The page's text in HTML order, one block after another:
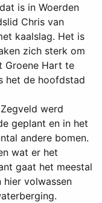
is in Woerden
Chris van
kaalslag. Het is
zich sterk om
Groene Hart te
het de hoofdstad
werd
geplant en in het
andere bomen.
wat er het
gaat het meestal
hier volwassen